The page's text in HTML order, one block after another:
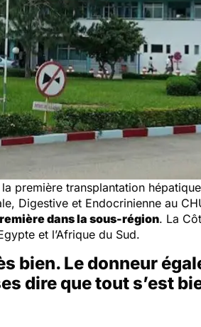
première transplantation
Digestive et Endocrinienne au
dans la sous-région. La
et l’Afrique du Sud.
bien. Le donneur
dire que tout s’est